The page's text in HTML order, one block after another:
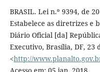
BRASIL. Lei n.º 9394, de
Estabelece as diretrizes e
Diário Oficial [da]
Executivo, Brasília, DF, 23
<http://